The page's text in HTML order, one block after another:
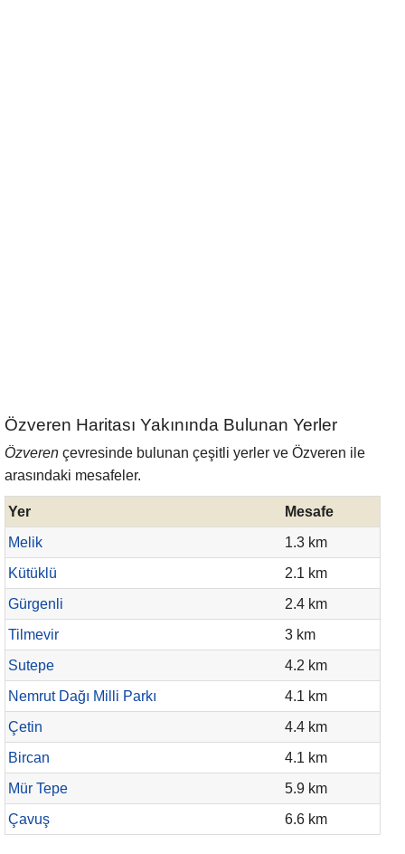
Özveren Haritası Yakınında Bulunan Yerler
Özveren çevresinde bulunan çeşitli yerler ve Özveren ile
arasındaki mesafeler.
Yer
Mesafe
Melik
1.3 km
Kütüklü
2.1 km
Gürgenli
2.4 km
Tilmevir
3 km
Sutepe
4.2 km
Nemrut Dağı Milli Parkı
4.1 km
Çetin
4.4 km
Bircan
4.1 km
Mür Tepe
5.9 km
Çavuş
6.6 km